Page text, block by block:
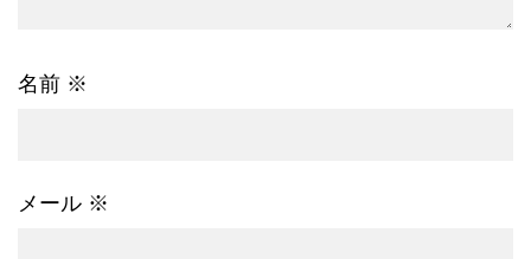
名前 ※
メール ※